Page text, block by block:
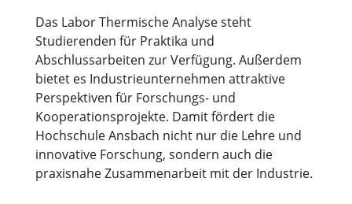
Das Labor Thermische Analyse steht
Studierenden für Praktika und
Abschlussarbeiten zur Verfügung. Außerdem
bietet es Industrieunternehmen attraktive
Perspektiven für Forschungs- und
Kooperationsprojekte. Damit fördert die
Hochschule Ansbach nicht nur die Lehre und
innovative Forschung, sondern auch die
praxisnahe Zusammenarbeit mit der Industrie.